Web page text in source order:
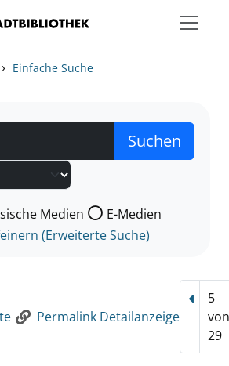
› Einfache Suche
Medienart nach der Sie suchen wollen.
Medien
E-Medien
(Erweiterte Suche)
Permalink Detailanzeige
5
29